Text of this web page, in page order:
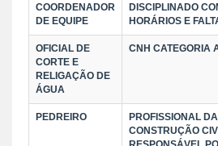
COORDENADOR
DE EQUIPE
DISCIPLINADO
HORÁRIOS E
OFICIAL DE
CORTE E
RELIGAÇÃO DE
ÁGUA
CNH CATEGORIA
PEDREIRO
PROFISSIONAL DA
CONSTRUÇÃO